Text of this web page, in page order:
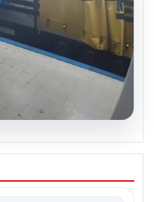
Suç örgütü
yakalandı